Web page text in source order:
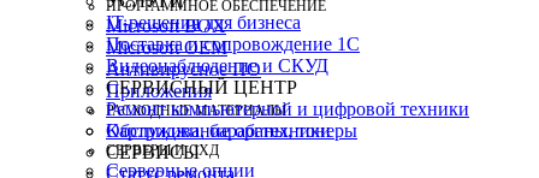
ПРОГРАММНОЕ ОБЕСПЕЧЕНИЕ
Microsoft BOX
Microsoft OEM
Антивирусное ПО
Приложения
РАСХОДНЫЕ МАТЕРИАЛЫ
Картриджи, барабаны, тонеры
СЕРВЕРЫ И СХД
Серверные опции
IT-решения для бизнеса
Поставка и сопровождение 1C
Видеонаблюдение и СКУД
СЕРВИСНЫЙ ЦЕНТР
Ремонт компьютерной и цифровой техники
Обслуживание оргтехники
СЕРВИСЫ
Статус ремонта